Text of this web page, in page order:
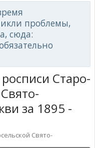
проблемы,
сюда:
Старо-
за 1895 -
Свято-